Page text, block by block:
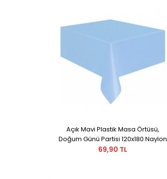
Açık Mavi Plastik Masa Örtüsü,
Doğum Günü Partisi 120x180 Naylon
69,90 TL